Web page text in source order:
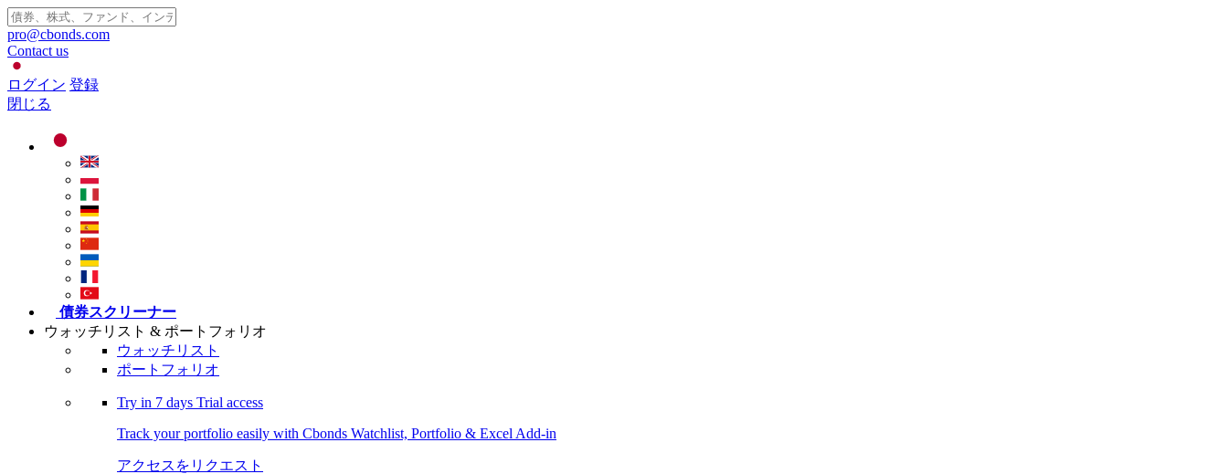
pro@cbonds.com
Contact us
ログイン 登録
閉じる
債券スクリーナー
ウォッチリスト & ポートフォリオ
ウォッチリスト
ポートフォリオ
Try in 7 days Trial access
Track your portfolio easily with Cbonds Watchlist, Portfolio & Excel Add-in
アクセスをリクエスト